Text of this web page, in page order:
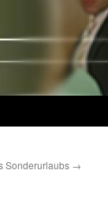
Sonderurlaubs →